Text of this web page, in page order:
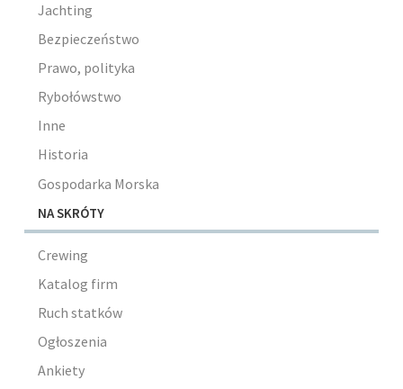
Jachting
Bezpieczeństwo
Prawo, polityka
Rybołówstwo
Inne
Historia
Gospodarka Morska
NA SKRÓTY
Crewing
Katalog firm
Ruch statków
Ogłoszenia
Ankiety